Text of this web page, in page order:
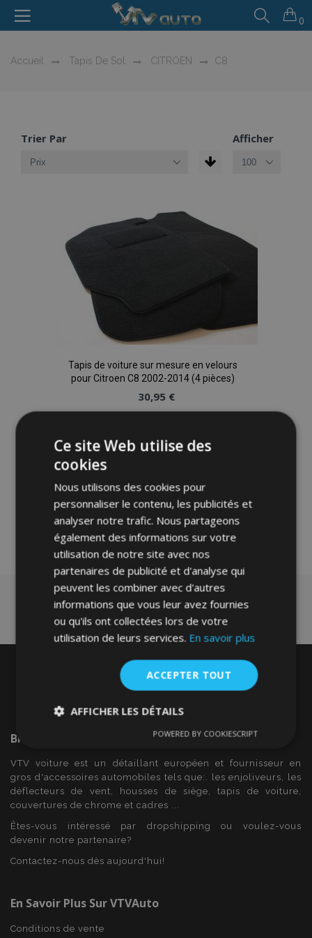
0
Accueil Tapis De Sol CITROEN C8
Trier Par Afficher
Tapis de voiture sur mesure en velours
pour Citroen C8 2002-2014 (4 pièces)
30,95 €
liste
d'achats
Bienvenue Sur
VTV voiture est un détaillant européen et fournisseur en
gros d'accessoires automobiles tels que:. les enjoliveurs, les
déflecteurs de vent, housses de siège, tapis de voiture,
couvertures de chrome et cadres ...
Êtes-vous intéressé par dropshipping ou voulez-vous
devenir notre partenaire?
Contactez-nous dès aujourd'hui!
En Savoir Plus Sur VTVAuto
Conditions de vente
Ce site Web utilise des
cookies
Nous utilisons des cookies pour
personnaliser le contenu, les publicités et
analyser notre trafic. Nous partageons
également des informations sur votre
utilisation de notre site avec nos
partenaires de publicité et d'analyse qui
peuvent les combiner avec d'autres
informations que vous leur avez fournies
ou qu'ils ont collectées lors de votre
utilisation de leurs services. En savoir plus
ACCEPTER TOUT
AFFICHER LES DÉTAILS
Performance Ciblage
Fonctionnalité
Strictement nécessaires
POWERED BY COOKIESCRIPT